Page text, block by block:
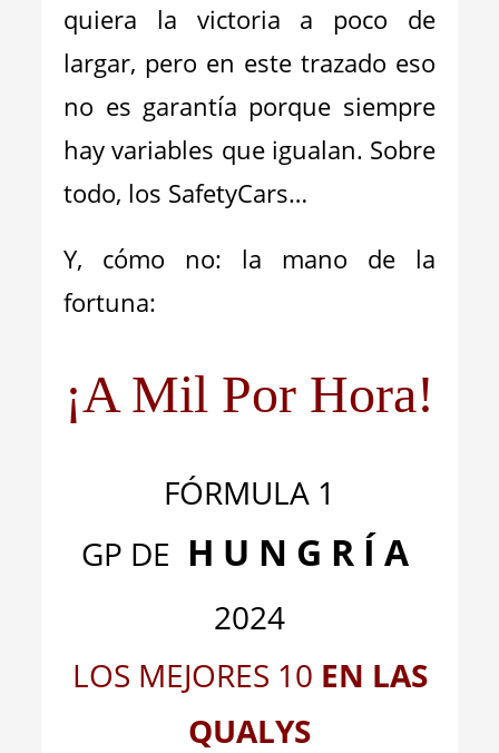
quiera la victoria a poco de
largar, pero en este trazado eso
no es garantía porque siempre
hay variables que igualan. Sobre
todo, los SafetyCars…
Y, cómo no: la mano de la
fortuna:
¡A Mil Por Hora!
FÓRMULA 1
GP DE H U N G R Í A
2024
LOS MEJORES 10 EN LAS
QUALYS